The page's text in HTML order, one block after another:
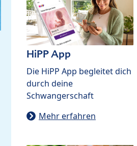
HiPP App
Die HiPP App begleitet dich
durch deine
Schwangerschaft
Mehr erfahren